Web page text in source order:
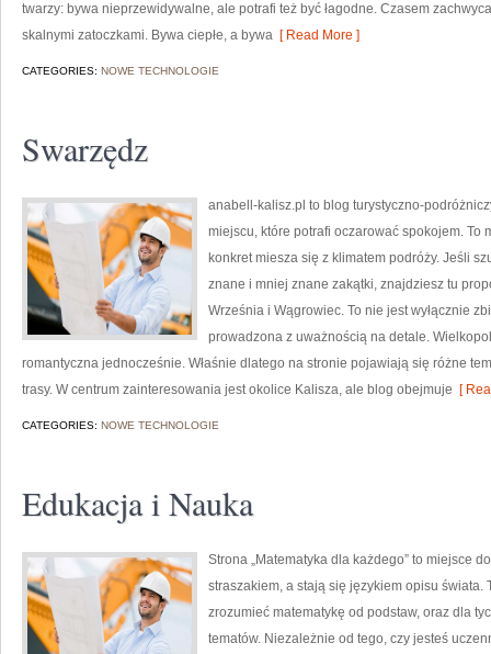
twarzy: bywa nieprzewidywalne, ale potrafi też być łagodne. Czasem
skalnymi zatoczkami. Bywa ciepłe, a bywa [ Read More ]
CATEGORIES: NOWE TECHNOLOGIE
Swarzędz
anabell-kalisz.pl to blog turystyczno-
miejscu, które potrafi oczarować spokojem. To
konkret miesza się z klimatem podróży. Jeśli
znane i mniej znane zakątki, znajdziesz tu
Września i Wągrowiec. To nie jest wyłącznie
prowadzona z uważnością na detale.
romantyczna jednocześnie. Właśnie dlatego na stronie pojawiają się różne
trasy. W centrum zainteresowania jest okolice Kalisza, ale blog obejmuje [
CATEGORIES: NOWE TECHNOLOGIE
Edukacja i Nauka
Strona „Matematyka dla każdego” to miejsce
straszakiem, a stają się językiem opisu świata.
zrozumieć matematykę od podstaw, oraz dla
tematów. Niezależnie od tego, czy jesteś